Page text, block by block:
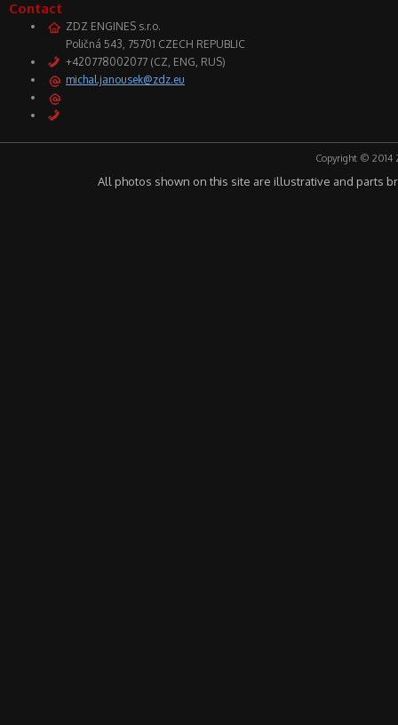
Contact
ZDZ ENGINES s.r.o.
Poličná 543, 75701 CZECH REPUBLIC
+420778002077 (CZ, ENG, RUS)
michal.janousek@zdz.eu
Copyright © 2014
All photos shown on this site are illustrative and parts